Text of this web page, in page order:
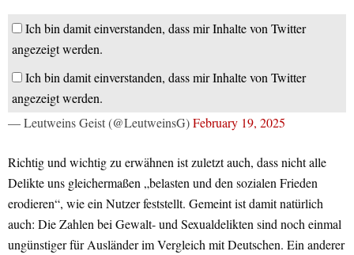
Ich bin damit einverstanden, dass mir Inhalte von Twitter
angezeigt werden.
Ich bin damit einverstanden, dass mir Inhalte von Twitter
angezeigt werden.
— Leutweins Geist (@LeutweinsG)February 19, 2025
Richtig und wichtig zu erwähnen ist zuletzt auch, dass nicht alle
Delikte uns gleichermaßen „belasten und den sozialen Frieden
erodieren“, wie ein Nutzer feststellt. Gemeint ist damit natürlich
auch: Die Zahlen bei Gewalt- und Sexualdelikten sind noch einmal
ungünstiger für Ausländer im Vergleich mit Deutschen. Ein anderer